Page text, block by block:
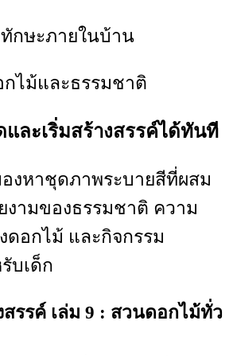
ทักษะภายในบ้าน
ไม้และธรรมชาติ
ละเริ่มสร้างสรรค์ได้ทันที
งหาชุดภาพระบายสีที่ผสม
งามของธรรมชาติ ความ
ดอกไม้ และกิจกรรม
บเด็ก
รรค์ เล่ม 9 : สวนดอกไม้ทั่ว